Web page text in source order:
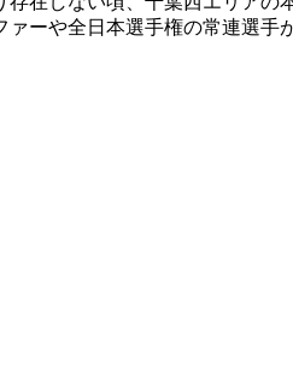
ーや全日本選手権の常連選手